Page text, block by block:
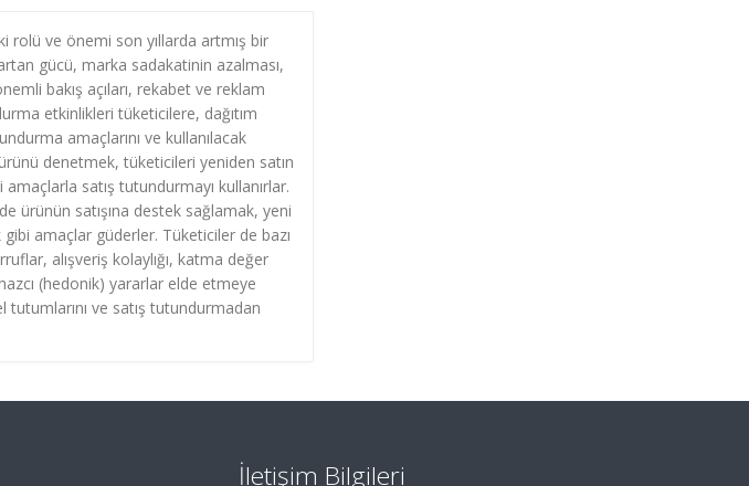
rolü ve önemi son yıllarda artmış bir
gücü, marka sadakatinin azalması,
bakış açıları, rekabet ve reklam
etkinlikleri tüketicilere, dağıtım
amaçlarını ve kullanılacak
ürünü denetmek, tüketicileri yeniden satın
satış tutundurmayı kullanırlar.
ürünün satışına destek sağlamak, yeni
amaçlar güderler. Tüketiciler de bazı
alışveriş kolaylığı, katma değer
(hedonik) yararlar elde etmeye
tutumlarını ve satış tutundurmadan
İletişim Bilgileri